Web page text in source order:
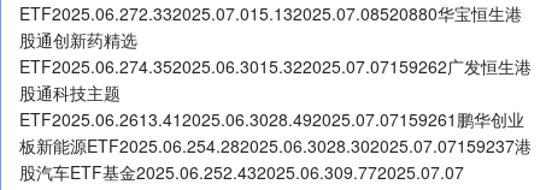
ETF2025.06.272.332025.07.015.132025.07.08520880华宝恒生港
股通创新药精选
ETF2025.06.274.352025.06.3015.322025.07.07159262广发恒生港
股通科技主题
ETF2025.06.2613.412025.06.3028.492025.07.07159261鹏华创业
板新能源ETF2025.06.254.282025.06.3028.302025.07.07159237港
股汽车ETF基金2025.06.252.432025.06.309.772025.07.07